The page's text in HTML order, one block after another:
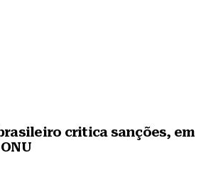
critica sanções, em